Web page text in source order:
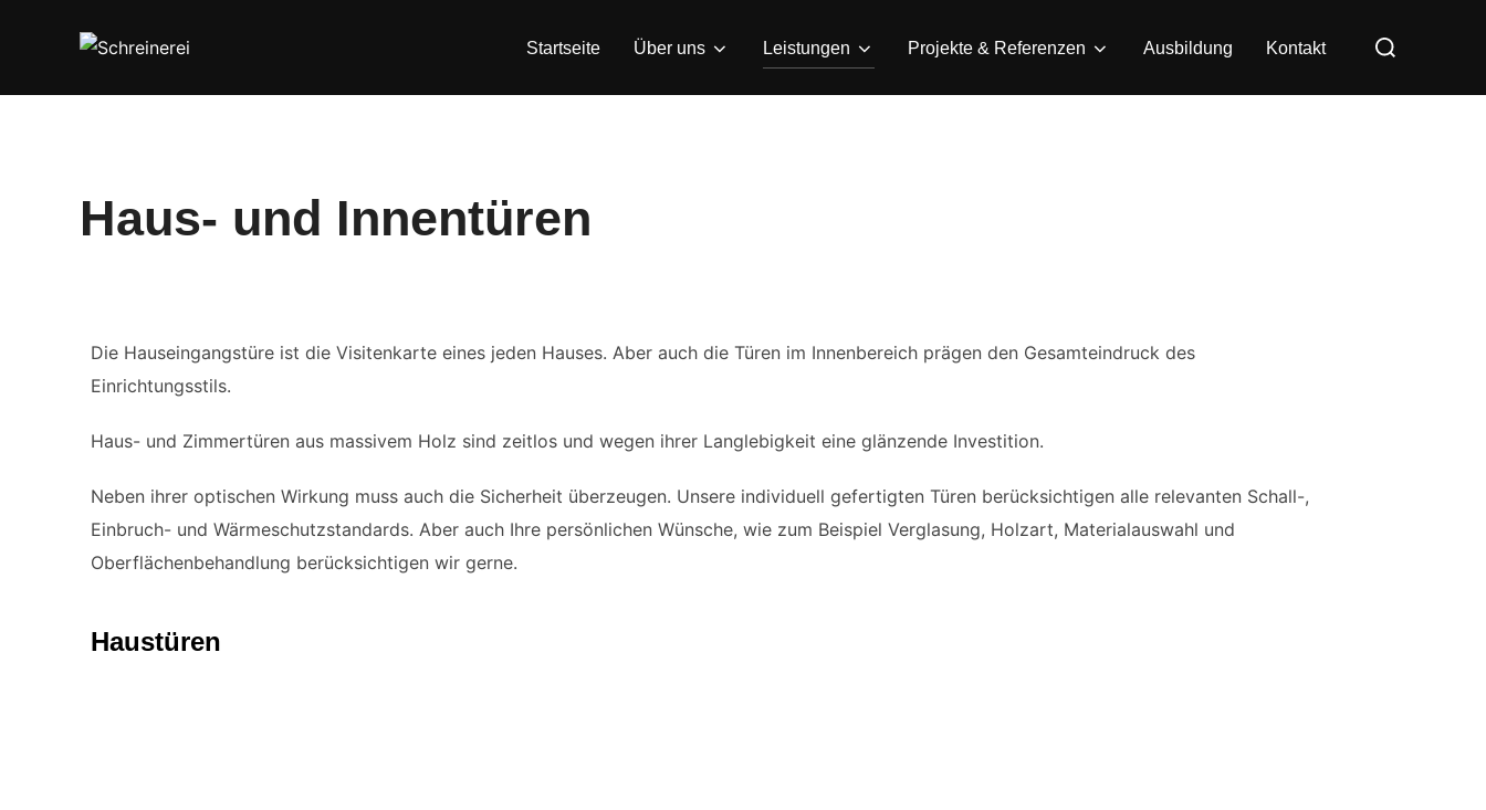
Startseite Über uns Leistungen Projekte & Referenzen Ausbildung Kontakt
Haus- und Innentüren
Die Hauseingangstüre ist die Visitenkarte eines jeden Hauses. Aber auch die Türen im Innenbereich prägen den Gesamteindruck des
Einrichtungsstils.
Haus- und Zimmertüren aus massivem Holz sind zeitlos und wegen ihrer Langlebigkeit eine glänzende Investition.
Neben ihrer optischen Wirkung muss auch die Sicherheit überzeugen. Unsere individuell gefertigten Türen berücksichtigen alle relevanten Schall-,
Einbruch- und Wärmeschutzstandards. Aber auch Ihre persönlichen Wünsche, wie zum Beispiel Verglasung, Holzart, Materialauswahl und
Oberflächenbehandlung berücksichtigen wir gerne.
Haustüren